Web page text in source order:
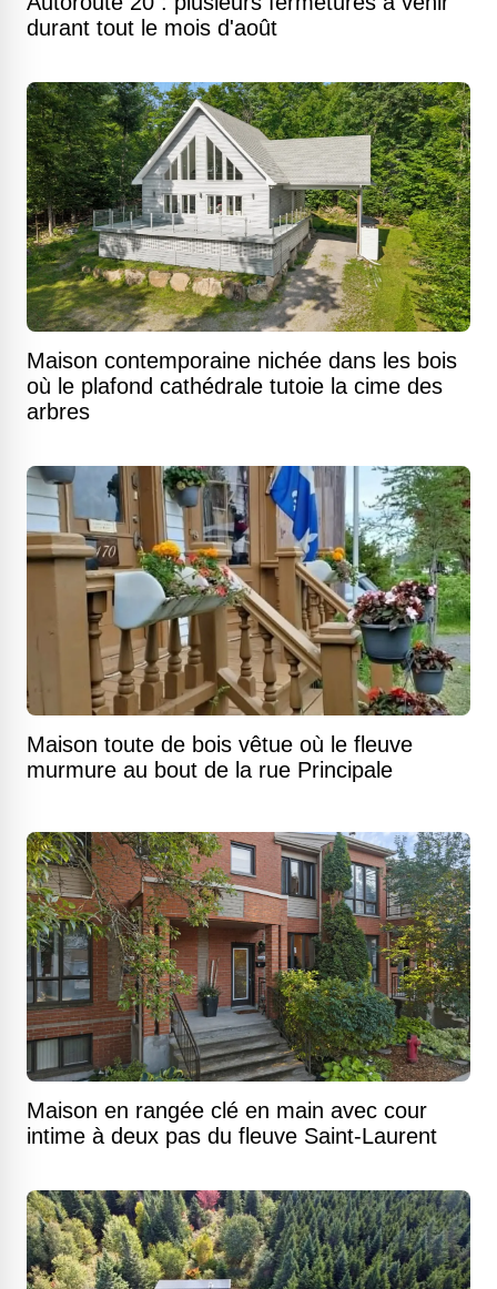
durant tout le mois d'août
Maison contemporaine nichée dans les bois
où le plafond cathédrale tutoie la cime des
arbres
Maison toute de bois vêtue où le fleuve
murmure au bout de la rue Principale
Maison en rangée clé en main avec cour
intime à deux pas du fleuve Saint-Laurent